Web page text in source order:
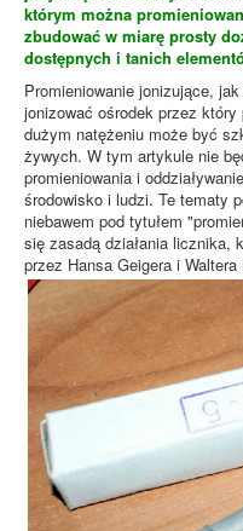
którym można
zbudować w miarę prosty
dostępnych i tanich
Promieniowanie jonizujące,
jonizować ośrodek przez
dużym natężeniu może być
żywych. W tym artykule nie
promieniowania i
środowisko i ludzi. Te tematy
niebawem pod tytułem
się zasadą działania licznika,
przez Hansa Geigera i Waltera